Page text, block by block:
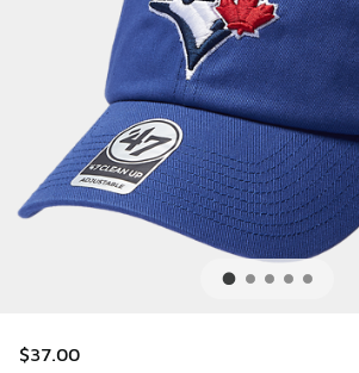
$37.00